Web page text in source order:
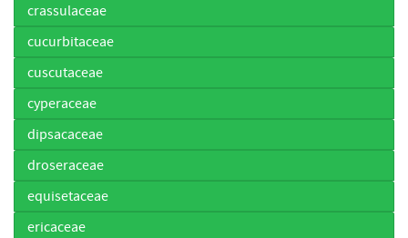
crassulaceae
cucurbitaceae
cuscutaceae
cyperaceae
dipsacaceae
droseraceae
equisetaceae
ericaceae